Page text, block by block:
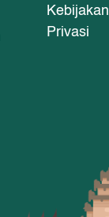
Kebijakan
Privasi